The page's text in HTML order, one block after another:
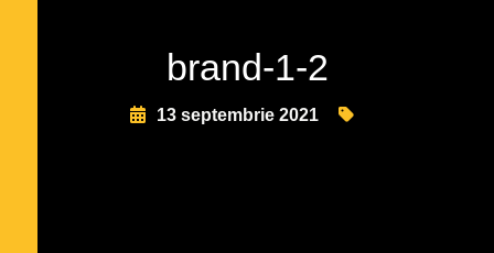
brand-1-2
13 septembrie 2021